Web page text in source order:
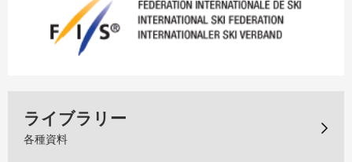
ライブラリー
各種資料